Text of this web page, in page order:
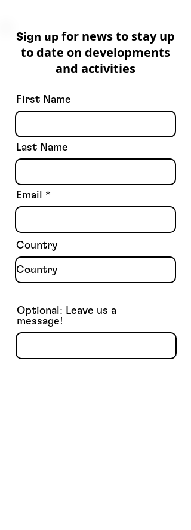
Sign up for news to stay up
to date on developments
and activities
First Name
Last Name
Email
Country
Optional: Leave us a
message!